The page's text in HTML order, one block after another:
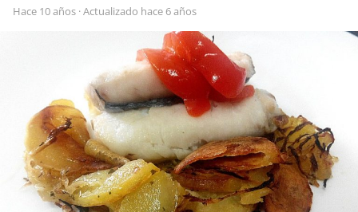
hace 10 años · Actualizado hace 6 años